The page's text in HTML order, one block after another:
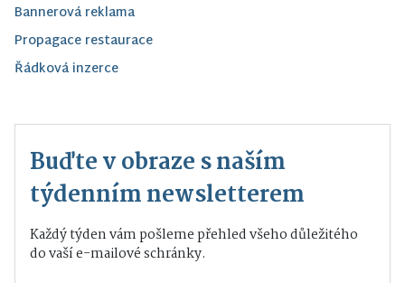
Bannerová reklama
Propagace restaurace
Řádková inzerce
Buďte v obraze s naším
týdenním newsletterem
Každý týden vám pošleme přehled všeho důležitého
do vaší e-mailové schránky.